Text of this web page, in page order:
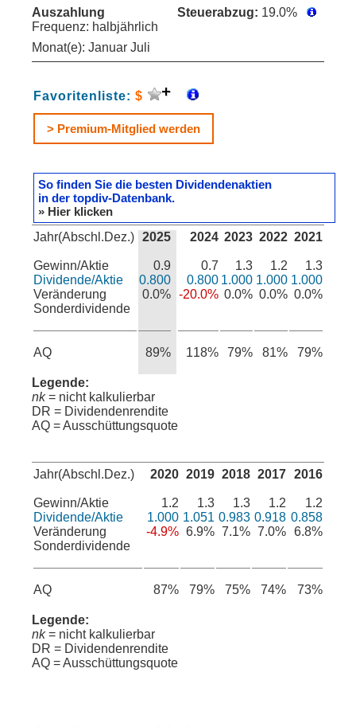
Auszahlung
Frequenz: halbjährlich
Monat(e): Januar Juli
Steuerabzug: 19.0%
Favoritenliste: $
> Premium-Mitglied werden
So finden Sie die besten Dividendenaktien
in der topdiv-Datenbank.
» Hier klicken
Jahr(Abschl.Dez.)
Gewinn/Aktie
Dividende/Aktie
Veränderung
Sonderdividende
AQ
2025
0.9
0.800
0.0%
89%
2024
0.7
0.800
-20.0%
118%
2023
1.3
1.000
0.0%
79%
2022
1.2
1.000
0.0%
81%
2021
1.3
1.000
0.0%
79%
Legende:
nk= nicht kalkulierbar
DR = Dividendenrendite
AQ = Ausschüttungsquote
Jahr(Abschl.Dez.)
Gewinn/Aktie
Dividende/Aktie
Veränderung
Sonderdividende
AQ
2020
1.2
1.000
-4.9%
87%
2019
1.3
1.051
6.9%
79%
2018
1.3
0.983
7.1%
75%
2017
1.2
0.918
7.0%
74%
2016
1.2
0.858
6.8%
73%
Legende:
nk= nicht kalkulierbar
DR = Dividendenrendite
AQ = Ausschüttungsquote